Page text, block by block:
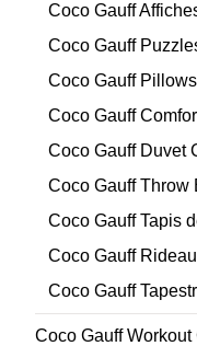
Coco Gauff
Coco Gauff
Coco Gauff
Coco Gauff
Coco Gauff Duvet
Coco Gauff Throw
Coco Gauff Tapis
Coco Gauff
Coco Gauff
Coco Gauff Workout